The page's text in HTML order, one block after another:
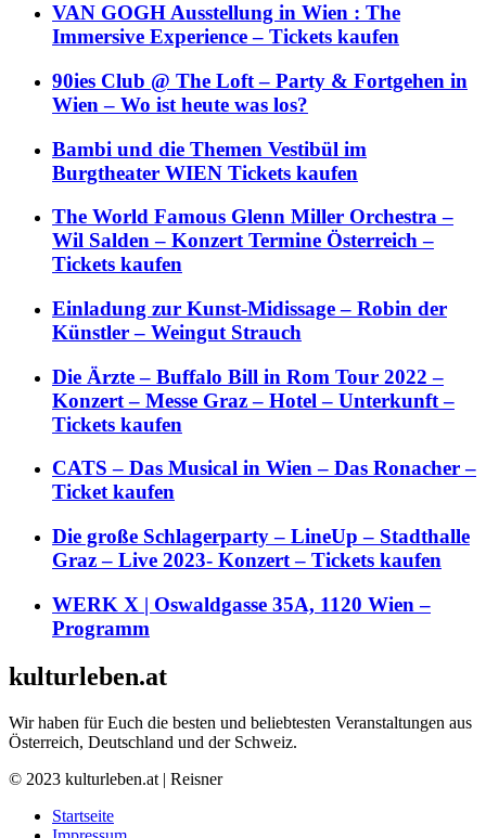
VAN GOGH Ausstellung in Wien : The
Immersive Experience – Tickets kaufen
90ies Club @ The Loft – Party & Fortgehen in
Wien – Wo ist heute was los?
Bambi und die Themen Vestibül im
Burgtheater WIEN Tickets kaufen
The World Famous Glenn Miller Orchestra –
Wil Salden – Konzert Termine Österreich –
Tickets kaufen
Einladung zur Kunst-Midissage – Robin der
Künstler – Weingut Strauch
Die Ärzte – Buffalo Bill in Rom Tour 2022 –
Konzert – Messe Graz – Hotel – Unterkunft –
Tickets kaufen
CATS – Das Musical in Wien – Das Ronacher –
Ticket kaufen
Die große Schlagerparty – LineUp – Stadthalle
Graz – Live 2023- Konzert – Tickets kaufen
WERK X | Oswaldgasse 35A, 1120 Wien –
Programm
kulturleben.at
Wir haben für Euch die besten und beliebtesten Veranstaltungen aus
Österreich, Deutschland und der Schweiz.
© 2023 kulturleben.at | Reisner
Startseite